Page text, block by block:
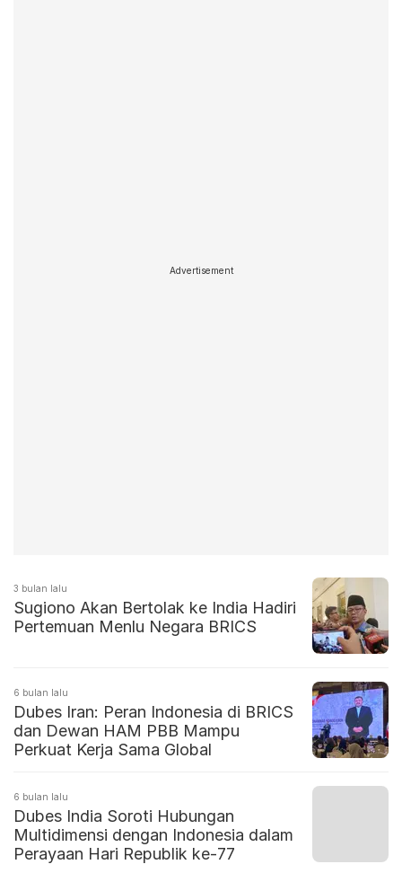
Advertisement
3 bulan lalu
Sugiono Akan Bertolak ke India Hadiri
Pertemuan Menlu Negara BRICS
6 bulan lalu
Dubes Iran: Peran Indonesia di BRICS
dan Dewan HAM PBB Mampu
Perkuat Kerja Sama Global
6 bulan lalu
Dubes India Soroti Hubungan
Multidimensi dengan Indonesia dalam
Perayaan Hari Republik ke-77